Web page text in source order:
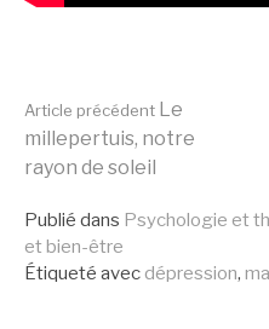
Lire
la
suite
Article précédent Le
millepertuis, notre
rayon de soleil
Publié dans Psychologie et
et bien-être
Étiqueté avec dépression,